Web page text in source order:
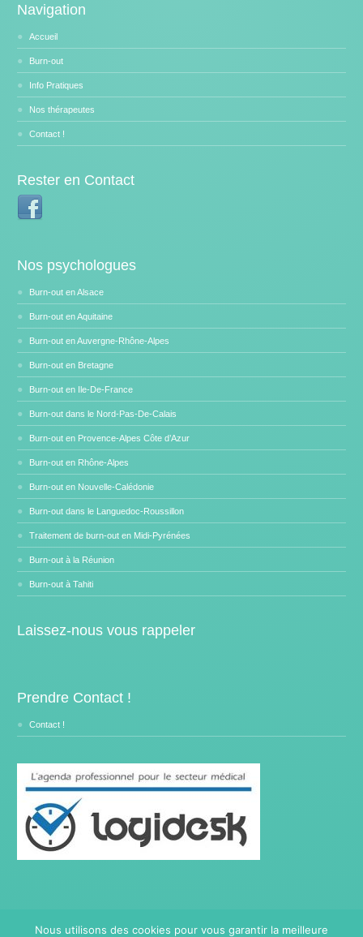
Navigation
Accueil
Burn-out
Info Pratiques
Nos thérapeutes
Contact !
Rester en Contact
Nos psychologues
Burn-out en Alsace
Burn-out en Aquitaine
Burn-out en Auvergne-Rhône-Alpes
Burn-out en Bretagne
Burn-out en Ile-De-France
Burn-out dans le Nord-Pas-De-Calais
Burn-out en Provence-Alpes Côte d’Azur
Burn-out en Rhône-Alpes
Burn-out en Nouvelle-Calédonie
Burn-out dans le Languedoc-Roussillon
Traitement de burn-out en Midi-Pyrénées
Burn-out à la Réunion
Burn-out à Tahiti
Laissez-nous vous rappeler
Prendre Contact !
Contact !
Nous utilisons des cookies pour vous garantir la meilleure